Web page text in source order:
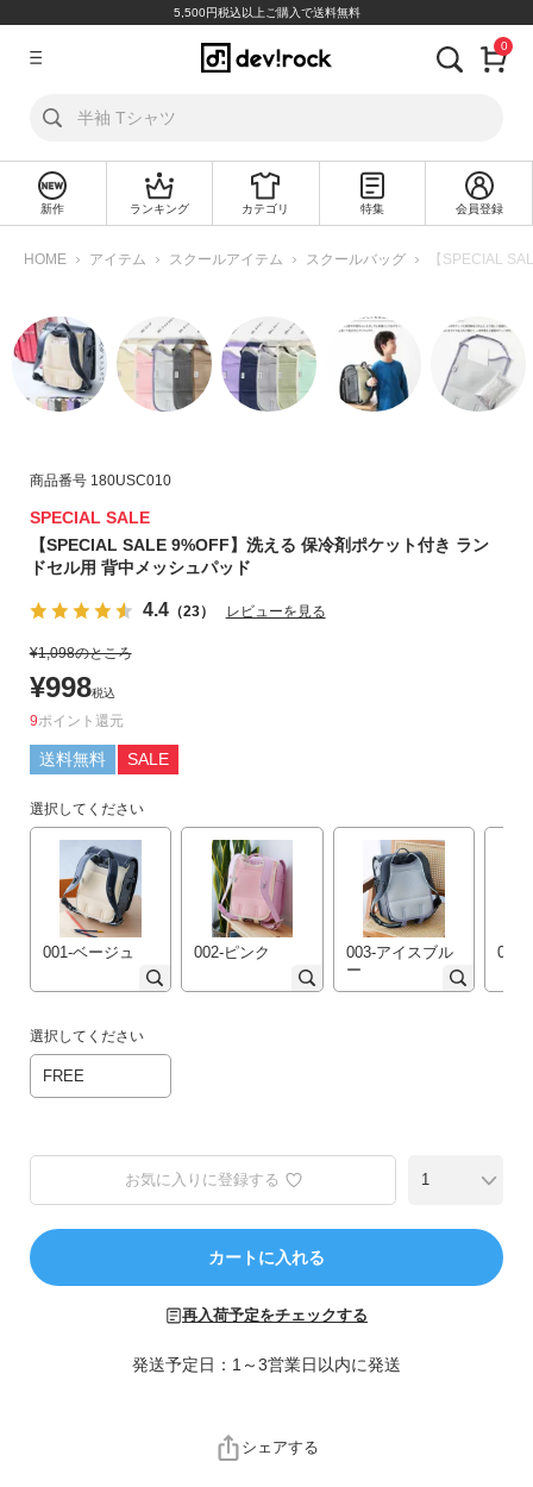
5,500円税込以上ご購入で送料無料
グ
規
録
探
カ
ゴ
リ
か
ら
す
ラ
ン
キ
ン
グ
新
か
探
か
ら
0
新作 ランキング カテゴリ 特集 会員登録
HOME アイテム スクールアイテム スクールバッグ 【SPECIAL
商品番号 180USC010
SPECIAL SALE
【SPECIAL SALE 9%OFF】洗える 保冷剤ポケット付き ラン
ドセル用 背中メッシュパッド
4.4（23） レビューを見る
¥1,098のところ
¥998税込
9ポイント
送料無料 SALE
選択してください
001-ベージュ 002-ピンク
003-アイスブル
ー
004-
選択してください
FREE
お気に入りに登録する
カートに入れる
再入荷予定をチェックする
発送予定日：1～3営業日以内に発送
シェアする